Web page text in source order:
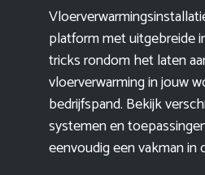
platform met uitgebreide
tricks rondom het laten
vloerverwarming in jouw
bedrijfspand. Bekijk
systemen en
eenvoudig een vakman in